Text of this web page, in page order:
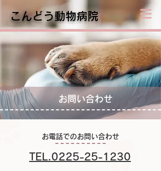
こんどう動物病院
お問い合わせ
お電話でのお問い合わせ
TEL.0225-25-1230